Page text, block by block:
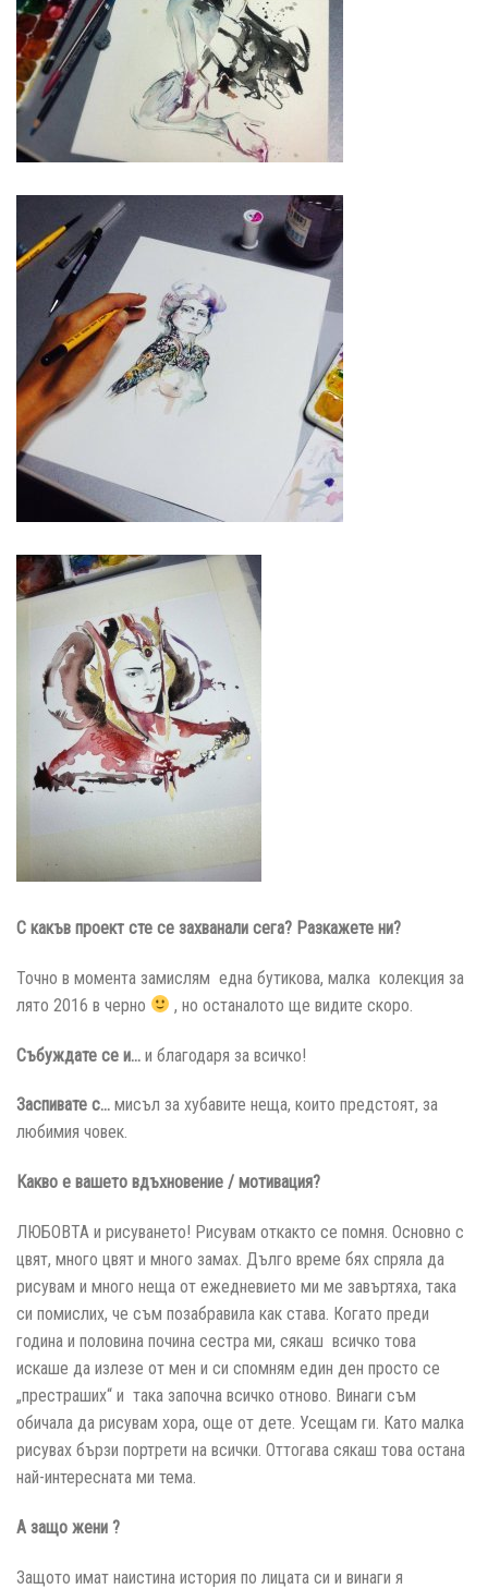
С какъв проект сте се захванали сега? Разкажете ни?
Точно в момента замислям една бутикова, малка колекция за
лято 2016 в черно
, но останалото ще видите скоро.
Събуждате се и… и благодаря за всичко!
Заспивате с… мисъл за хубавите неща, които предстоят, за
любимия човек.
Какво е вашето вдъхновение / мотивация?
ЛЮБОВТА и рисуването! Рисувам откакто се помня. Основно с
цвят, много цвят и много замах. Дълго време бях спряла да
рисувам и много неща от ежедневието ми ме завъртяха, така
си помислих, че съм позабравила как става. Когато преди
година и половина почина сестра ми, сякаш всичко това
искаше да излезе от мен и си спомням един ден просто се
„престраших“ и така започна всичко отново. Винаги съм
обичала да рисувам хора, още от дете. Усещам ги. Като малка
рисувах бързи портрети на всички. Оттогава сякаш това остана
най-интересната ми тема.
А защо жени ?
Защото имат наистина история по лицата си и винаги я